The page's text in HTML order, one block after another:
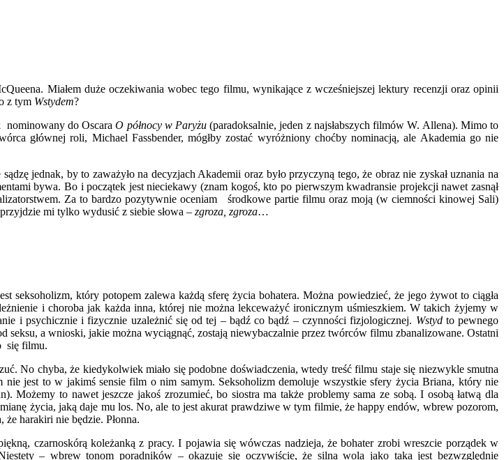
Miałem duże oczekiwania wobec tego filmu, wynikające z wcześniejszej lektury recenzji oraz opinii
z tym Wstydem?
nominowany do OscaraO północy w Paryżu (paradoksalnie, jeden z najsłabszych filmów W. Allena). Mimo to
głównej roli, Michael Fassbender, mógłby zostać wyróżniony choćby nominacją, ale Akademia go nie
jednak, by to zaważyło na decyzjach Akademii oraz było przyczyną tego, że obraz nie zyskał uznania na
bywa. Bo i początek jest nieciekawy (znam kogoś, kto po pierwszym kwadransie projekcji nawet zasnął
Za to bardzo pozytywnie oceniam środkowe partie filmu oraz moją (w ciemności kinowej Sali)
przyjdzie mi tylko wydusić z siebie słowa – zgroza, zgroza…
który potopem zalewa każdą sferę życia bohatera. Można powiedzieć, że jego żywot to ciągła
i choroba jak każda inna, której nie można lekceważyć ironicznym uśmieszkiem. W takich żyjemy w
i psychicznie i fizycznie uzależnić się od tej – bądź co bądź – czynności fizjologicznej. Wstydto pewnego
seksu, a wnioski, jakie można wyciągnąć, zostają niewybaczalnie przez twórców filmu zbanalizowane. Ostatni
się filmu.
No chyba, że kiedykolwiek miało się podobne doświadczenia, wtedy treść filmu staje się niezwykle smutna
jest to w jakimś sensie film o nim samym. Seksoholizm demoluje wszystkie sfery życia Briana, który nie
to nawet jeszcze jakoś zrozumieć, bo siostra ma także problemy sama ze sobą. I osobą łatwą dla
życia, jaką daje mu los. No, ale to jest akurat prawdziwe w tym filmie, że happy endów, wbrew pozorom,
harakiri nie będzie. Płonna.
czarnoskórą koleżanką z pracy. I pojawia się wówczas nadzieja, że bohater zrobi wreszcie porządek w
– wbrew tonom poradników – okazuje się oczywiście, że silna wola jako taka jest bezwzględnie